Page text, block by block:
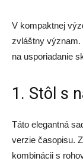
V kompaktnej
zvláštny význam.
na usporiadanie
1. Stôl s
Táto elegantná
verzie časopisu.
kombinácii s